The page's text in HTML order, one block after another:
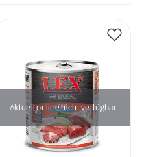
Aktuell online nicht verfügbar